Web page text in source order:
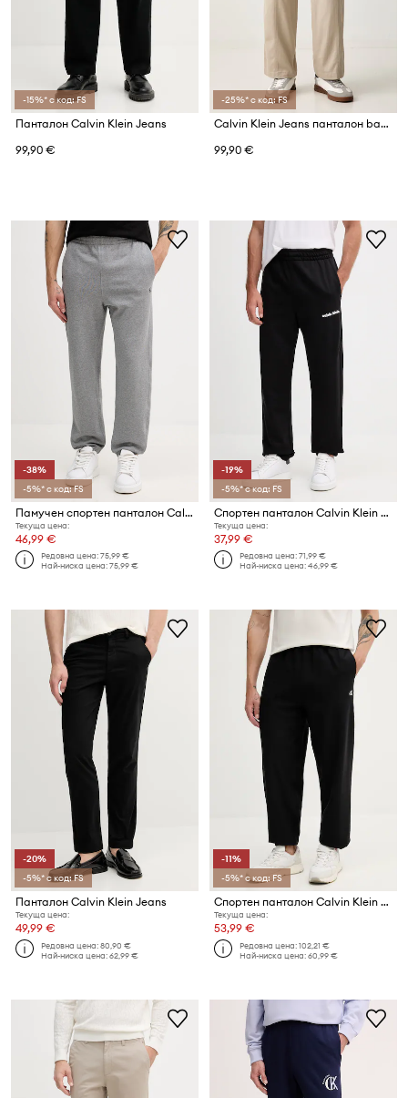
-15%* с код: FS
Панталон Calvin Klein Jeans
99,90 €
-25%* с код: FS
Calvin Klein Jeans панталон baggy мъжки от памук
99,90 €
-38%
-5%* с код: FS
Памучен спортен панталон Calvin Klein Jeans
Текуща цена:
46,99 €
Редовна цена:75,99 €
Най-ниска цена:75,99 €
-19%
-5%* с код: FS
Спортен панталон Calvin Klein Jeans
Текуща цена:
37,99 €
Редовна цена:71,99 €
Най-ниска цена:46,99 €
-20%
-5%* с код: FS
Панталон Calvin Klein Jeans
Текуща цена:
49,99 €
Редовна цена:80,90 €
Най-ниска цена:62,99 €
-11%
-5%* с код: FS
Спортен панталон Calvin Klein Jeans
Текуща цена:
53,99 €
Редовна цена:102,21 €
Най-ниска цена:60,99 €